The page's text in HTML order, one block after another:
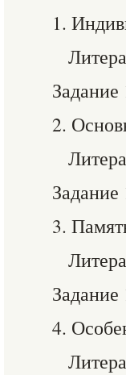
1.
2.
3.
Задание
4.